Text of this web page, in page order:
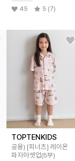
45 5 (7)
TOPTENKIDS
공용) [피너츠] 레이온
파자마셋업(5부)